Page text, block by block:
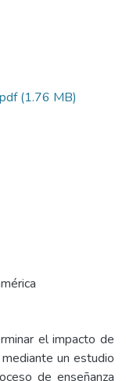
(1.76 MB)
el impacto de
un estudio
de enseñanza